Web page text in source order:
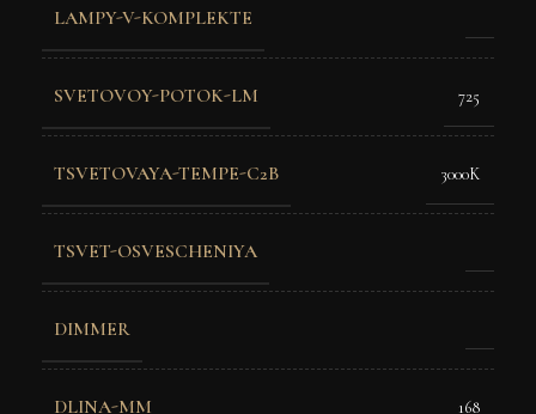
LAMPY-V-KOMPLEKTE
SVETOVOY-POTOK-LM 725
TSVETOVAYA-TEMPE-C2B 3000K
TSVET-OSVESCHENIYA
DIMMER
DLINA-MM 168